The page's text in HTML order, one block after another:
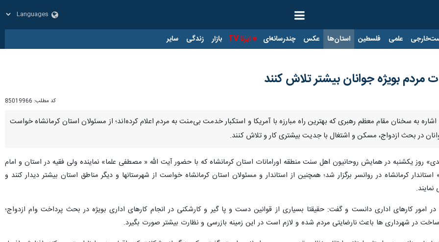
علمی فلسطین استان‌ها عکس چندرسانه‌ای ایرنا TV بازار زندگی سایر
بویژه جوانان بیشتر تلاش کنند
کد مطلب: 85019966